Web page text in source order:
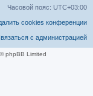
Часовой пояс: UTC+03:00
cookies конференции
с администрацией
phpBB Limited